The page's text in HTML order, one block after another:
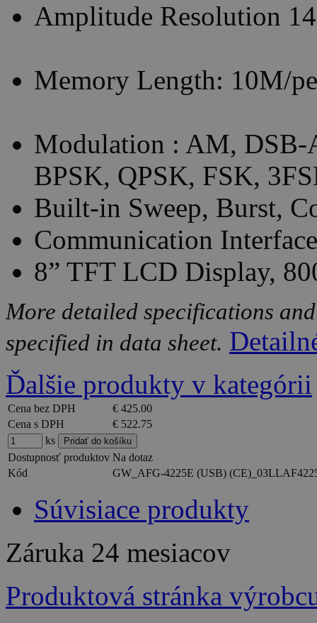
Amplitude Resolution
Memory Length: 10M/
Modulation : AM,
BPSK, QPSK, FSK,
Built-in Sweep, Burst,
Communication
8” TFT LCD Display,
More detailed specifications
specified in data sheet.
Ďalšie produkty v kategórii
Cena bez DPH
€ 425.00
Cena s DPH
€ 522.75
ks
Dostupnosť produktov Na dotaz
Kód
GW_AFG-4225E (USB)
Súvisiace produkty
Záruka 24 mesiacov
Produktová stránka